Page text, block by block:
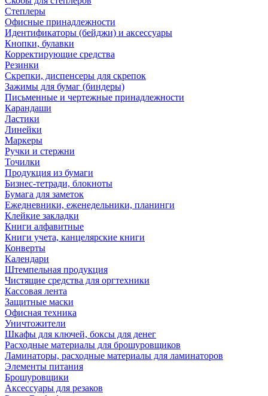
Степлеры
Офисные принадлежности
Идентификаторы (бейджи) и аксессуары
Кнопки, булавки
Корректирующие средства
Резинки
Скрепки, диспенсеры для скрепок
Зажимы для бумаг (биндеры)
Письменные и чертежные принадлежности
Карандаши
Ластики
Линейки
Маркеры
Ручки и стержни
Точилки
Продукция из бумаги
Бизнес-тетради, блокноты
Бумага для заметок
Ежедневники, еженедельники, планинги
Клейкие закладки
Книги алфавитные
Книги учета, канцелярские книги
Конверты
Календари
Штемпельная продукция
Чистящие средства для оргтехники
Кассовая лента
Защитные маски
Офисная техника
Уничтожители
Шкафы для ключей, боксы для денег
Расходные материалы для брошуровщиков
Ламинаторы, расходные материалы для ламинаторов
Элементы питания
Брошуровщики
Аксессуары для резаков